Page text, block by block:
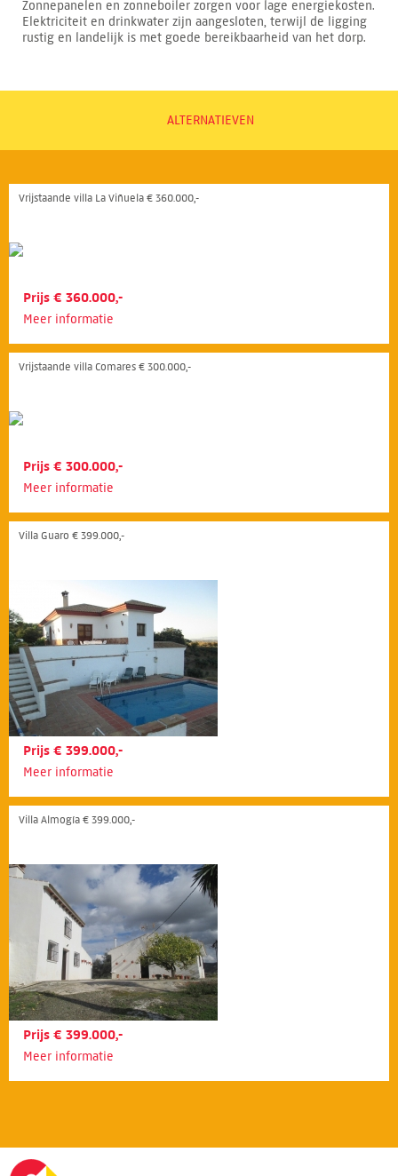
Zonnepanelen en zonneboiler zorgen voor lage energiekosten.
Elektriciteit en drinkwater zijn aangesloten, terwijl de ligging
rustig en landelijk is met goede bereikbaarheid van het dorp.
ALTERNATIEVEN
Vrijstaande villa La Viñuela € 360.000,-
Prijs € 360.000,-
Meer informatie
Vrijstaande villa Comares € 300.000,-
Prijs € 300.000,-
Meer informatie
Villa Guaro € 399.000,-
Prijs € 399.000,-
Meer informatie
Villa Almogía € 399.000,-
Prijs € 399.000,-
Meer informatie